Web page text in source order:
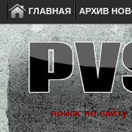
ГЛАВНАЯ АРХИВ